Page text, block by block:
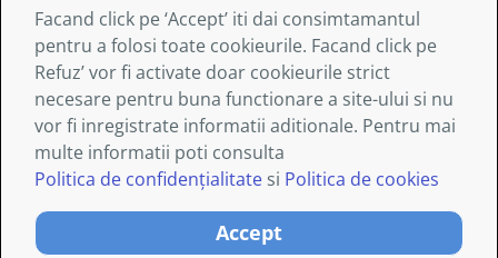
actualizate;
uneori sunt legate de site-uri externe asupra cărora
serviciile asociației nu exercită nici un control şi
pentru care Asociația nu îşi asumă nici o
responsabilitate.
Termeni și condiții
Politica de confidențialitate
Politica de cookies
Facand click pe ‘Accept’ iti dai consimtamantul
pentru a folosi toate cookieurile. Facand click pe
Refuz’ vor fi activate doar cookieurile strict
necesare pentru buna functionare a site-ului si nu
vor fi inregistrate informatii aditionale. Pentru mai
multe informatii poti consulta
Politica de confidențialitate si Politica de cookies
Accept